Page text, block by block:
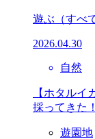
遊ぶ （すべ
2026.04.30
自然
【ホタルイ
採ってきた！
遊園地